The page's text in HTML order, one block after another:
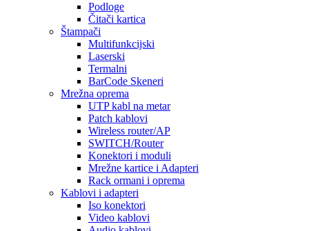
Podloge
Čitači kartica
Štampači
Multifunkcijski
Laserski
Termalni
BarCode Skeneri
Mrežna oprema
UTP kabl na metar
Patch kablovi
Wireless router/AP
SWITCH/Router
Konektori i moduli
Mrežne kartice i Adapteri
Rack ormani i oprema
Kablovi i adapteri
Iso konektori
Video kablovi